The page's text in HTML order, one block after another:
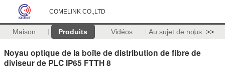
COMELINK CO.,LTD
Maison Produits Vidéos Au sujet de nous >>
Noyau optique de la boîte de distribution de fibre de
diviseur de PLC IP65 FTTH 8